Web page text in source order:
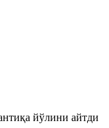
йўлини айтди